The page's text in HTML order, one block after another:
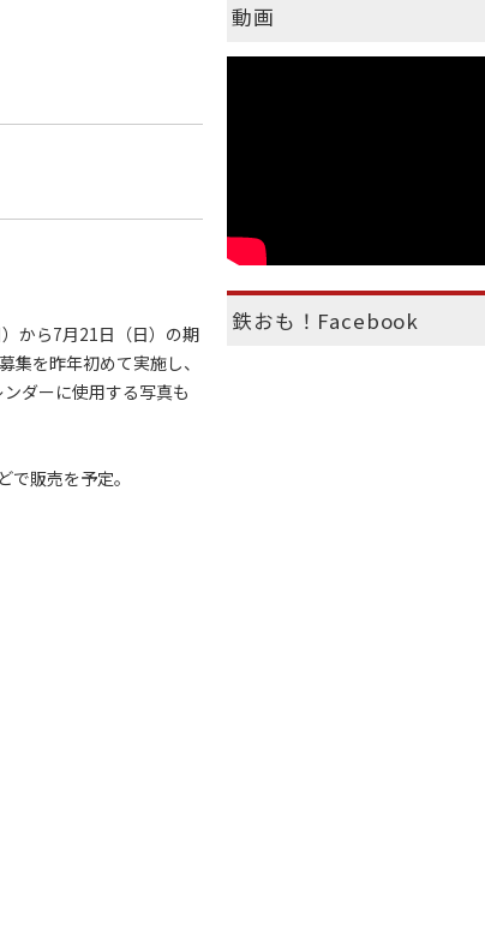
から7月21日（日）の期
を昨年初めて実施し、
ダーに使用する写真も
販売を予定。
動画
鉄おも！Facebook